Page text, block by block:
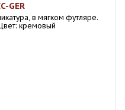
GER
в мягком футляре.
кремовый